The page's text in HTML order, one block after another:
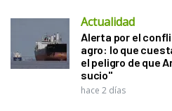
Actualidad
Alerta por el
agro: lo que
el peligro de que
sucio"
hace 2 días